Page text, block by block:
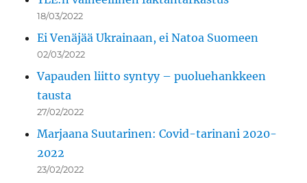
18/03/2022
Ei Venäjää Ukrainaan, ei Natoa Suomeen
02/03/2022
Vapauden liitto syntyy – puoluehankkeen
tausta
27/02/2022
Marjaana Suutarinen: Covid-tarinani 2020-
2022
23/02/2022